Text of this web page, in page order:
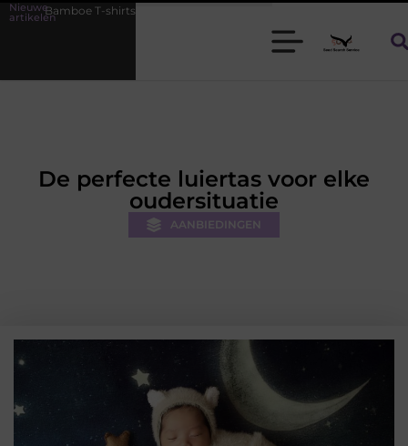
Nieuwe
artikelen
voor heren die koel blijven
De perfecte luiertas voor elke
oudersituatie
AANBIEDINGEN